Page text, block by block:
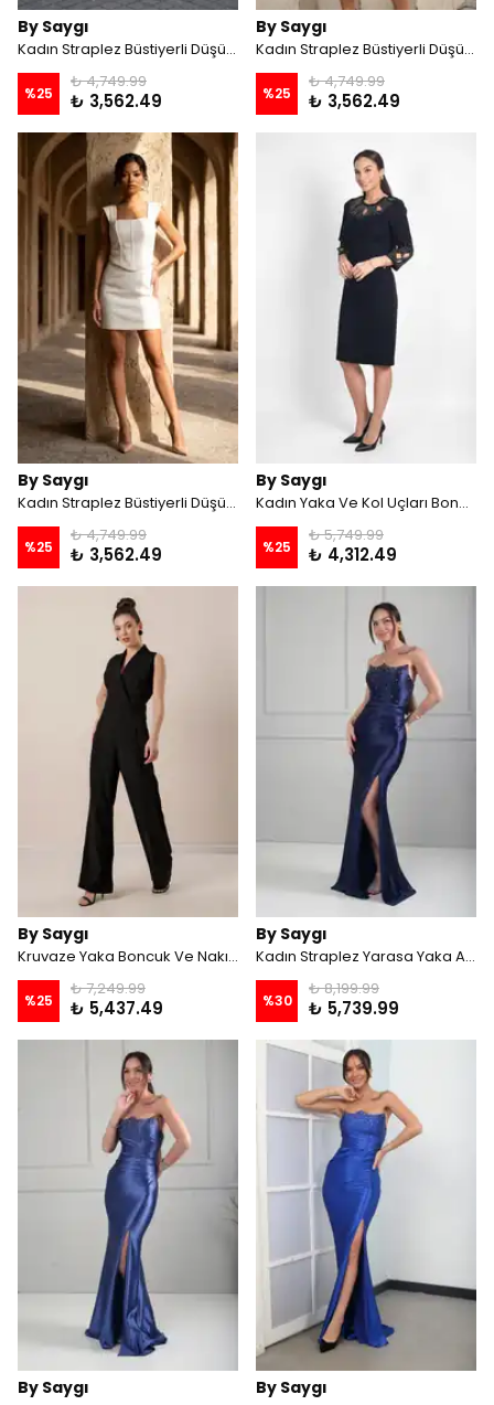
By Saygı
Kadın Straplez Büstiyerli Düşük Kollu Astarlı Balenli Kısa File Elbise - Lacivert
%25
₺ 4,749.99
₺ 3,562.49
By Saygı
Kadın Straplez Büstiyerli Düşük Kollu Astarlı Balenli Kısa File Elbise - Siyah
%25
₺ 4,749.99
₺ 3,562.49
By Saygı
Kadın Straplez Büstiyerli Düşük Kollu Astarlı Balenli Kısa File Elbise - Ekru
%25
₺ 4,749.99
₺ 3,562.49
By Saygı
Kadın Yaka Ve Kol Uçları Boncuklu Astarlı Lazer Kesim Kısa Elbise - Siyah
%25
₺ 5,749.99
₺ 4,312.49
By Saygı
Kruvaze Yaka Boncuk Ve Nakış İşlemeli Tulum - Siyah
%25
₺ 7,249.99
₺ 5,437.49
By Saygı
Kadın Straplez Yarasa Yaka Astarlı Üstü Taş İşlemeli Önü Drapeli Likralı Uzun Saten Elbise - Lacivert
%30
₺ 8,199.99
₺ 5,739.99
By Saygı By Saygı